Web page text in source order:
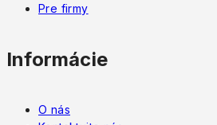
Pre firmy
Informácie
O nás